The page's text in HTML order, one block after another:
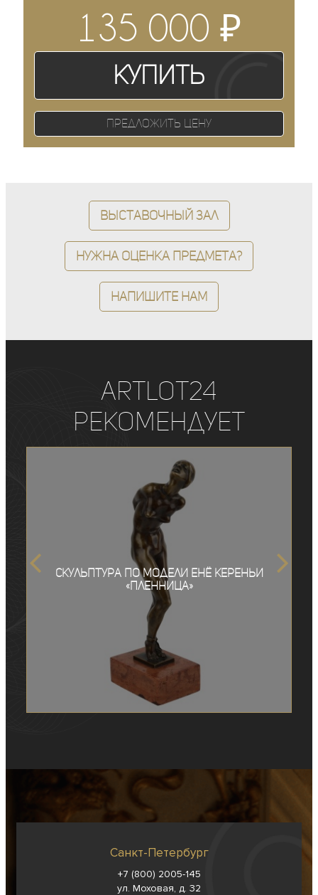
135 000 ₽
Купить
Предложить цену
Выставочный зал
Нужна оценка предмета?
Напишите нам
ArtLot24
рекомендует
Скульптура по модели Енё Кереньи
«Пленница»
Санкт-Петербург
+7 (800) 2005-145
ул. Моховая, д. 32